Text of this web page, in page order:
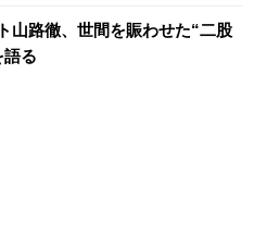
山路徹、世間を賑わせた“二股
語る